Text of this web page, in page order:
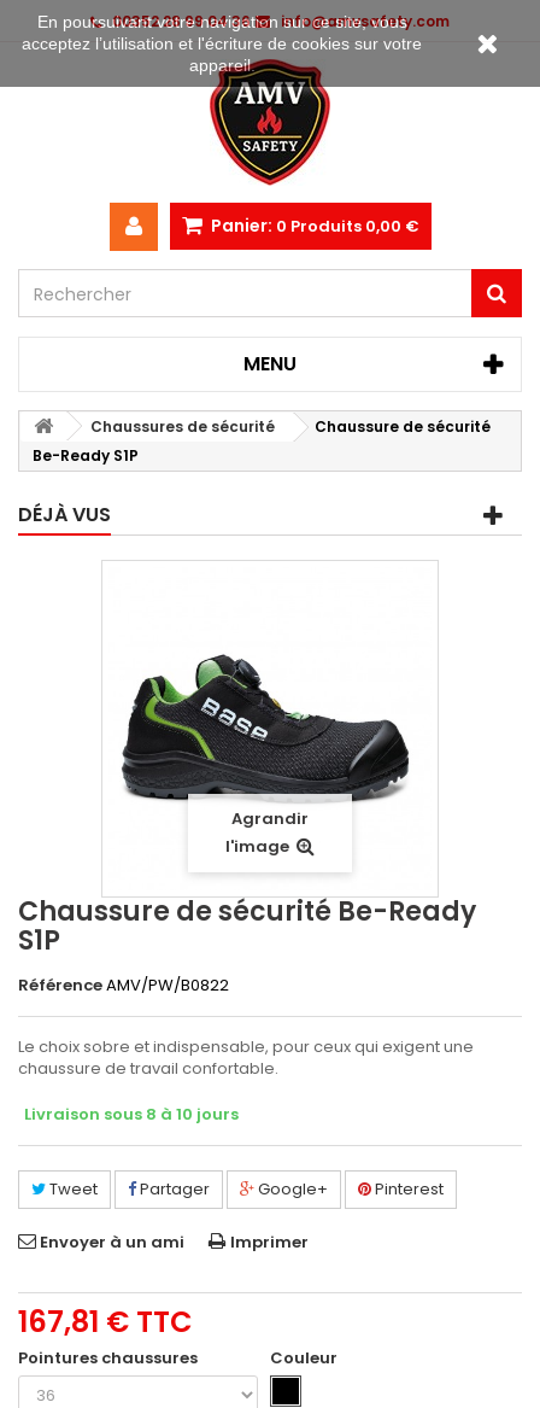
00352 28 99 04 36 info@amvsafety.com
Panier: 0 Produits 0,00 €
MENU
Chaussures de sécurité
Chaussure de sécurité
Be-Ready S1P
DÉJÀ VUS
Agrandir
l'image
Chaussure de sécurité Be-Ready
S1P
RéférenceAMV/PW/B0822
Le choix sobre et indispensable, pour ceux qui exigent une
chaussure de travail confortable.
Livraison sous 8 à 10 jours
Tweet Partager Google+ Pinterest
Envoyer à un ami Imprimer
167,81 € TTC
Pointures chaussures Couleur
En poursuivant votre navigation sur ce site, vous
acceptez l’utilisation et l'écriture de cookies sur votre
appareil.